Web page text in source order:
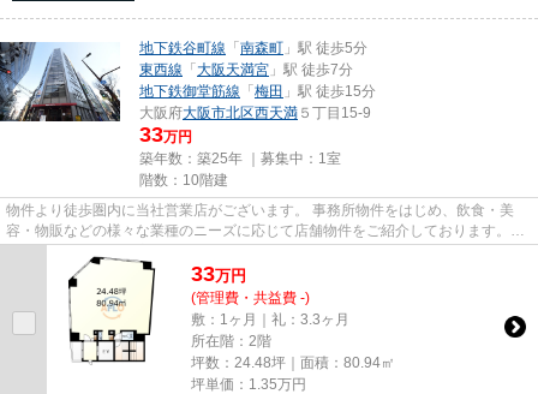
地下鉄谷町線 「南森町 」駅 徒歩5分
東西線 「大阪天満宮 」駅 徒歩7分
地下鉄御堂筋線 「梅田 」駅 徒歩15分
大阪府大阪市北区西天満 ５丁目15-9
33万円
築年数：築25年 ｜募集中： 1室
階数：10階建
物件より徒歩圏内に当社営業店がございます。 事務所物件をはじめ、飲食・美
容・物販などの様々な業種のニーズに応じて店舗物件をご紹介しております。
尚、弊社ではおとり広告は一切...
33万円
(管理費・共益費 -)
敷：1ヶ月｜礼：3.3ヶ月
所在階：2階
坪数：24.48坪｜面積：80.94㎡
坪単価： 1.35万円